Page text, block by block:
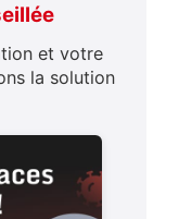
et votre
la solution